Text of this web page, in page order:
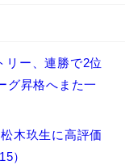
リー、連勝で2位
グ昇格へまた一
木玖生に高評価
）